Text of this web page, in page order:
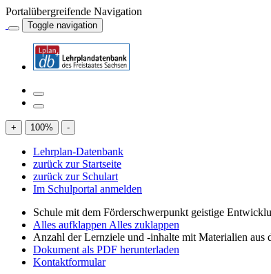
Portalübergreifende Navigation
Toggle navigation
+ 100% -
Lehrplan-Datenbank
zurück zur Startseite
zurück zur Schulart
Im Schulportal anmelden
Schule mit dem Förderschwerpunkt geistige
Alles aufklappen Alles zuklappen
Anzahl der Lernziele und -inhalte mit Materialien aus
Dokument als PDF herunterladen
Kontaktformular